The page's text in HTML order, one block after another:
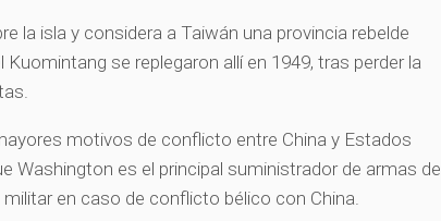
la isla y considera a Taiwán una provincia rebelde
se replegaron allí en 1949, tras perder la
motivos de conflicto entre China y Estados
Washington es el principal suministrador de armas de
en caso de conflicto bélico con China.